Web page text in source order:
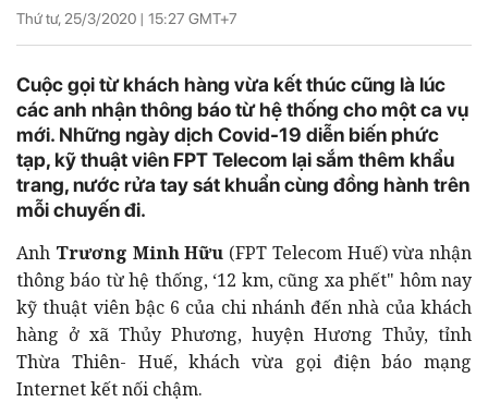
Thứ tư, 25/3/2020 | 15:27 GMT+7
Cuộc gọi từ khách hàng vừa kết thúc cũng là lúc
các anh nhận thông báo từ hệ thống cho một ca vụ
mới. Những ngày dịch Covid-19 diễn biến phức
tạp, kỹ thuật viên FPT Telecom lại sắm thêm khẩu
trang, nước rửa tay sát khuẩn cùng đồng hành trên
mỗi chuyến đi.
Anh Trương Minh Hữu (FPT Telecom Huế) vừa nhận
thông báo từ hệ thống, ‘12 km, cũng xa phết" hôm nay
kỹ thuật viên bậc 6 của chi nhánh đến nhà của khách
hàng ở xã Thủy Phương, huyện Hương Thủy, tỉnh
Thừa Thiên- Huế, khách vừa gọi điện báo mạng
Internet kết nối chậm.